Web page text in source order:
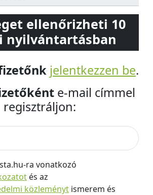
ellenőrizheti 10
nyilvántartásban
jelentkezzen be.
e-mail címmel
regisztráljon:
ra vonatkozó
és az
közleményt ismerem és